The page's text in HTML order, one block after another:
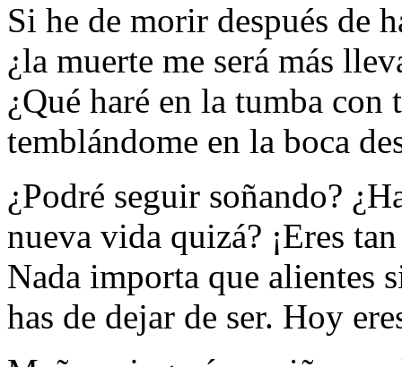
Si he de morir después de
¿la muerte me será más
¿Qué haré en la tumba con
temblándome en la boca
¿Podré seguir soñando?
nueva vida quizá? ¡Eres
Nada importa que alientes
has de dejar de ser. Hoy